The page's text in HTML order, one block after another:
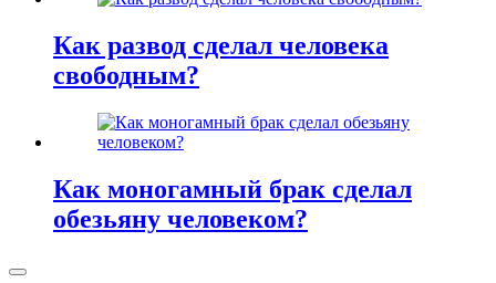
Как развод сделал человека
свободным?
Как моногамный брак сделал
обезьяну человеком?